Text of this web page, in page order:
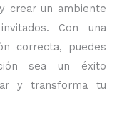
crear un ambiente
Con una
correcta, puedes
sea un éxito
y transforma tu